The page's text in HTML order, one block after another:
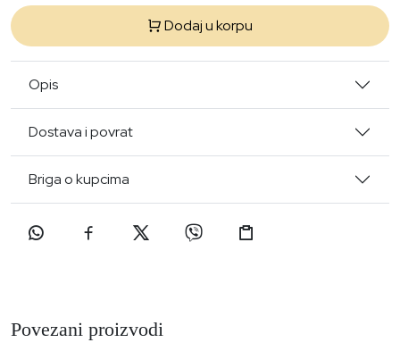
Dodaj u korpu
Opis
Dostava i povrat
Briga o kupcima
Povezani proizvodi